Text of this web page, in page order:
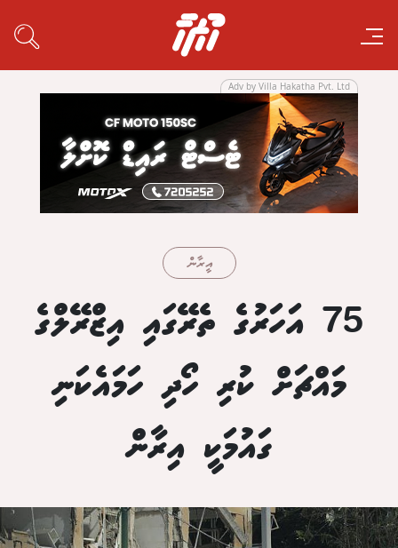
Adv by Villa Hakatha Pvt. Ltd
އީރާން
75 އަހަރުގެ ތެރޭގައި އިޒްރޭލްގެ
މައްޗަށް ކުރި ހޯދި ހަމައެކަނި
ގައުމަކީ އިރާން